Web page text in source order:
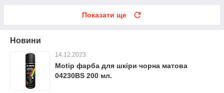
Показати ще
Новини
14.12.2023
Motip фарба для шкіри чорна матова
04230BS 200 мл.